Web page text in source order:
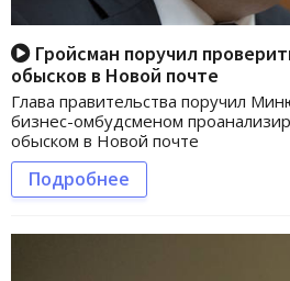
Гройсман поручил
обысков в Новой почте
Глава правительства поручил
бизнес-омбудсменом
обыском в Новой почте
Подробнее